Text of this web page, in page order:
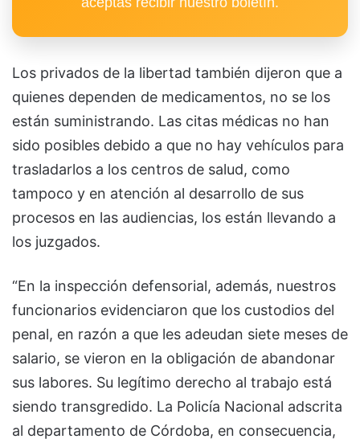
Los privados de la libertad también dijeron que a
quienes dependen de medicamentos, no se los
están suministrando. Las citas médicas no han
sido posibles debido a que no hay vehículos para
trasladarlos a los centros de salud, como
tampoco y en atención al desarrollo de sus
procesos en las audiencias, los están llevando a
los juzgados.
“En la inspección defensorial, además, nuestros
funcionarios evidenciaron que los custodios del
penal, en razón a que les adeudan siete meses de
salario, se vieron en la obligación de abandonar
sus labores. Su legítimo derecho al trabajo está
siendo transgredido. La Policía Nacional adscrita
al departamento de Córdoba, en consecuencia,